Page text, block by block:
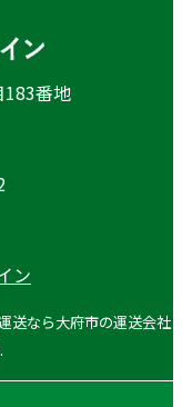
183番地
ン
送なら大府市の運送会社